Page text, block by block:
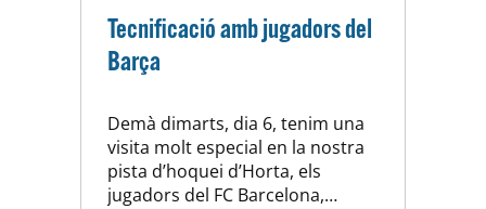
Tecnificació amb jugadors del
Barça
Demà dimarts, dia 6, tenim una
visita molt especial en la nostra
pista d’hoquei d’Horta, els
jugadors del FC Barcelona,